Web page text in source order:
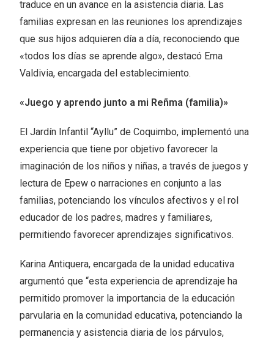
traduce en un avance en la asistencia diaria. Las
familias expresan en las reuniones los aprendizajes
que sus hijos adquieren día a día, reconociendo que
«todos los días se aprende algo», destacó Ema
Valdivia, encargada del establecimiento.
«Juego y aprendo junto a mi Reñma (familia)»
El Jardín Infantil “Ayllu” de Coquimbo, implementó una
experiencia que tiene por objetivo favorecer la
imaginación de los niños y niñas, a través de juegos y
lectura de Epew o narraciones en conjunto a las
familias, potenciando los vínculos afectivos y el rol
educador de los padres, madres y familiares,
permitiendo favorecer aprendizajes significativos.
Karina Antiquera, encargada de la unidad educativa
argumentó que “esta experiencia de aprendizaje ha
permitido promover la importancia de la educación
parvularia en la comunidad educativa, potenciando la
permanencia y asistencia diaria de los párvulos,